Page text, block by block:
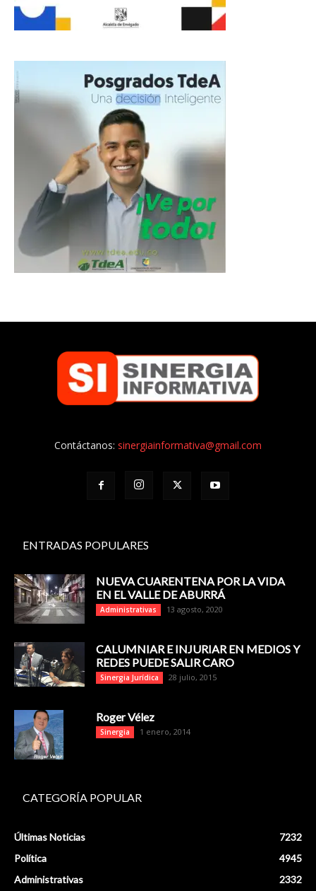
Contáctanos: sinergiainformativa@gmail.com
ENTRADAS POPULARES
NUEVA CUARENTENA POR LA VIDA
EN EL VALLE DE ABURRÁ
Administrativas 13 agosto, 2020
CALUMNIAR E INJURIAR EN MEDIOS Y
REDES PUEDE SALIR CARO
Sinergia Jurídica 28 julio, 2015
Roger Vélez
Sinergia 1 enero, 2014
CATEGORÍA POPULAR
Últimas Noticias
7232
Política
4945
Administrativas
2332